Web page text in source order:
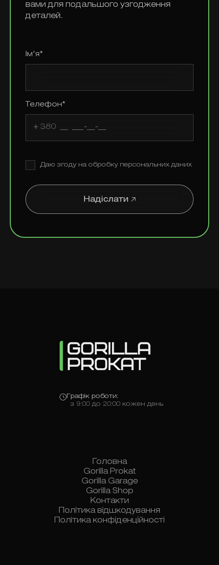
вами для подальшого узгодження
деталей.
Ім'я*
Телефон*
Даю згоду на обробку персональних даних
Графік роботи:
з 9:00 до 20:00 кожен день
Головна
Gorilla Prokat
Gorilla Garage
Gorilla Shop
Контакти
Політика відшкодування
Політика конфіденційності